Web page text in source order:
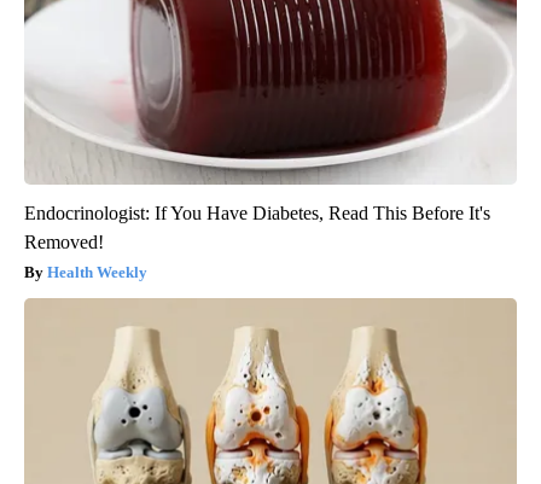
Endocrinologist: If You Have Diabetes, Read This Before It's
Removed!
Health Weekly